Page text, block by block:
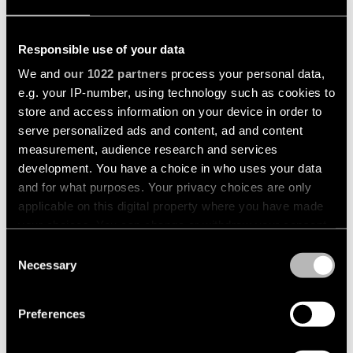
Responsible use of your data
We and our 1022 partners process your personal data,
e.g. your IP-number, using technology such as cookies to
store and access information on your device in order to
serve personalized ads and content, ad and content
measurement, audience research and services
development. You have a choice in who uses your data
and for what purposes. Your privacy choices are only
applicable on this digital property where you have made
the Privacy trigger icon.
Collect information about your geographical
Selection
Necessary
Preferences
FLAIR OHNE BLENDUNG
Eine hochdichte und tief eingelassene LED-Leuchte ist
alles, was Sie für einen schön gebündelten Strahl von einer
blendfreien Lichtquelle brauchen. Legen Sie den
Abstrahlwinkel definitiv fest oder passen Sie ihn an, um
Bereiche hervorzuheben, die mehr Aufmerksamkeit
jede Art von Anwendung im
Highend-Wohnbereich
oder